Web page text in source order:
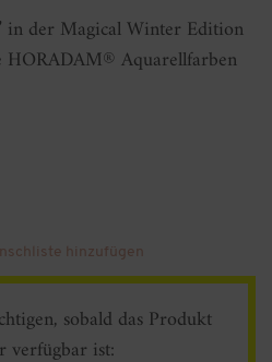
in der Magical Winter Edition
HORADAM® Aquarellfarben
hinzufügen
sobald das Produkt
verfügbar ist: